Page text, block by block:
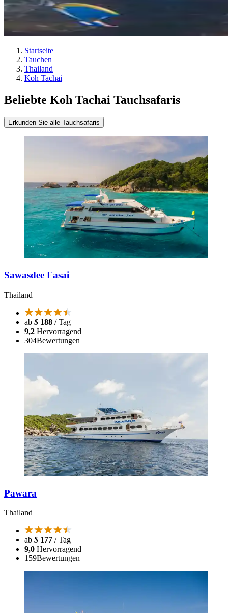
Startseite
Tauchen
Thailand
Koh Tachai
Beliebte Koh Tachai Tauchsafaris
Erkunden Sie alle Tauchsafaris
Sawasdee Fasai
Thailand
ab $ 188 / Tag
9,2 Hervorragend
304Bewertungen
Pawara
Thailand
ab $ 177 / Tag
9,0 Hervorragend
159Bewertungen